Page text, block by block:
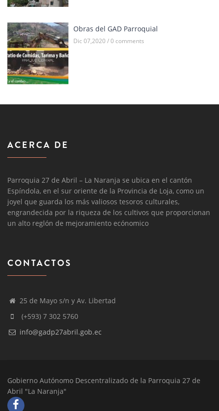
Obras del GAD Parroquial
Dic 07,2020 / 0 comments
ACERCA DE
Parroquia 27 de Abril – La Naranja se ubica en el cantón
Espíndola, en el sur oriente de la Provincia de Loja, como un
joyel que guarda los más valiosos tesoros culturales,
engrandecida por la riqueza de los cultivos que proporcionan
un alto reglón de mejoramiento ecónomico
CONTACTOS
25 de Mayo s/n y Av. Libertad
(+593) 7 302 5760
info@gadp27abril.gob.ec
Gobierno Autónomo Descentralizado de la Parroquia 27 de
Abril "La Naranja"